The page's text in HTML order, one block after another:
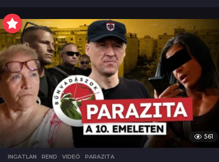
561
INGATLAN ,REND ,VIDEÓ PARAZITA